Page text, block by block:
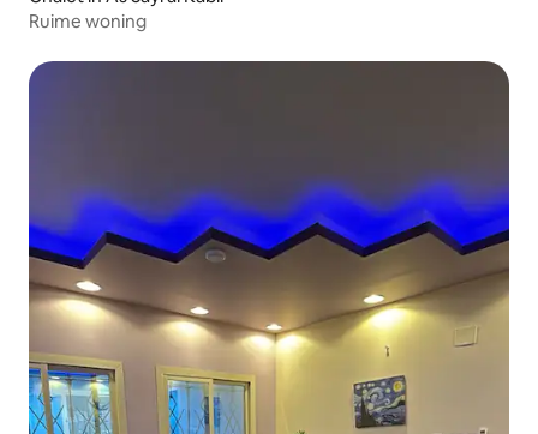
Ruime woning